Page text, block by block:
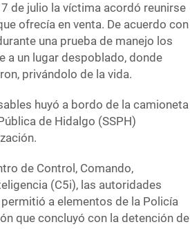
de julio la víctima acordó reunirse
ofrecía en venta. De acuerdo con
una prueba de manejo los
a un lugar despoblado, donde
privándolo de la vida.
huyó a bordo de la camioneta
de Hidalgo (SSPH)
de Control, Comando,
(C5i), las autoridades
a elementos de la Policía
que concluyó con la detención de